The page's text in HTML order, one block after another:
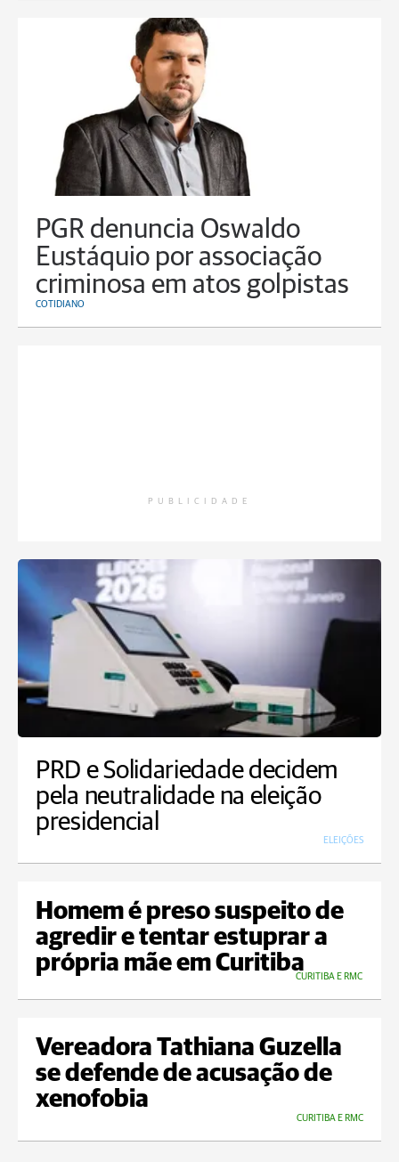
PGR denuncia Oswaldo
Eustáquio por associação
criminosa em atos golpistas
COTIDIANO
PUBLICIDADE
PRD e Solidariedade decidem
pela neutralidade na eleição
presidencial
ELEIÇÕES
Homem é preso suspeito de
agredir e tentar estuprar a
própria mãe em Curitiba
CURITIBA E RMC
Vereadora Tathiana Guzella
se defende de acusação de
xenofobia
CURITIBA E RMC